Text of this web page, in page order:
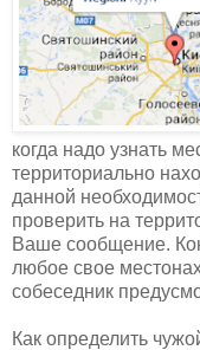
когда надо узнать
территориально
данной
проверить на
Ваше сообщение.
любое свое
собеседник
Как определить